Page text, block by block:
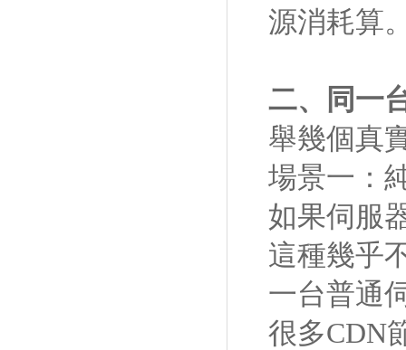
源消耗算
二、同一
舉幾個真
場景一：
如果伺服
這種幾乎
一台普通
很多CDN